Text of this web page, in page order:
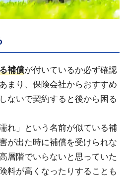
補償が付いているか必ず確認
まり、保険会社からおすすめ
ないで契約すると後から困る
れ」という名前が似ている補
が出た時に補償を受けられな
層階でいらないと思っていた
料が高くなったりすることも